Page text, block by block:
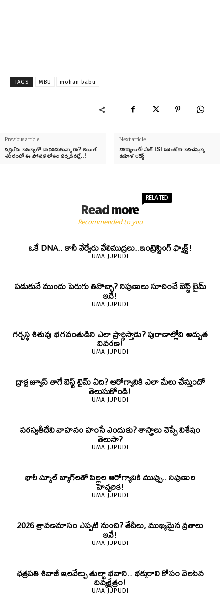
TAGS MBU mohan babu
Previous article
నిద్రలేమి సమస్యతో బాధపడుతున్నారా? అయితే
శరీరంలో ఈ పోషక లోపం ఏర్పడినట్లే..!
Next article
హర్యాణాలో పాక్ ISI ఏజెంట్‌గా పనిచేస్తున్న
మహిళ అరెస్ట్
Read more
RELATED
Recommended to you
ఒకే DNA.. కానీ వేర్వేరు వేలిముద్రలు..ఇంట్రెస్టింగ్ ఫ్యాక్ట్!
UMA JUPUDI
పడుకునే ముందు పెరుగు తినొచ్చా? నిపుణులు సూచించే బెస్ట్ టైమ్
ఇదే!
UMA JUPUDI
గర్భస్థ శిశువు భగవంతుడిని ఎలా ప్రార్థిస్తాడు? పురాణాల్లోని అద్భుత
వివరణ!
UMA JUPUDI
ద్రాక్ష జ్యూస్ తాగే బెస్ట్ టైమ్ ఏది? ఆరోగ్యానికి ఎలా మేలు చేస్తుందో
తెలుసుకోండి!
UMA JUPUDI
సరస్వతీదేవి వాహనం హంసే ఎందుకు? శాస్త్రాలు చెప్పే విశేషం
తెలుసా?
UMA JUPUDI
భారీ స్కూల్ బ్యాగ్‌లతో పిల్లల ఆరోగ్యానికి ముప్పు.. నిపుణుల
హెచ్చరిక!
UMA JUPUDI
2026 శ్రావణమాసం ఎప్పటి నుంచి? తేదీలు, ముఖ్యమైన వ్రతాలు
ఇవే!
UMA JUPUDI
ఛత్రపతి శివాజీ ఇలవేల్పు తుల్జా భవాని.. భక్తురాలి కోసం వెలసిన
దివ్యక్షేత్రం!
UMA JUPUDI